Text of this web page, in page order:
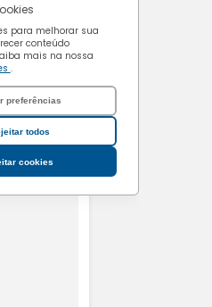
para melhorar sua
conteúdo
mais na nossa
.
preferências
todos
cookies
–